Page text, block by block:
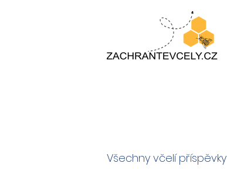
Všechny včelí příspěvky